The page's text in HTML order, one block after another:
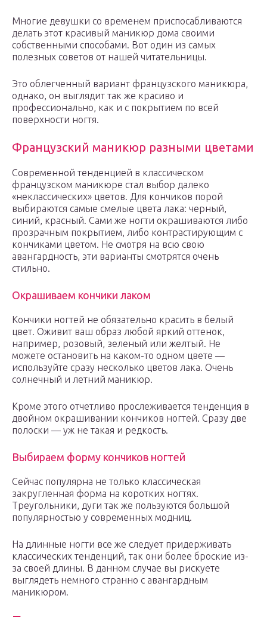
Многие девушки со временем приспосабливаются
делать этот красивый маникюр дома своими
собственными способами. Вот один из самых
полезных советов от нашей читательницы.
Это облегченный вариант французского маникюра,
однако, он выглядит так же красиво и
профессионально, как и с покрытием по всей
поверхности ногтя.
Французский маникюр разными цветами
Современной тенденцией в классическом
французском маникюре стал выбор далеко
«неклассических» цветов. Для кончиков порой
выбираются самые смелые цвета лака: черный,
синий, красный. Сами же ногти окрашиваются либо
прозрачным покрытием, либо контрастирующим с
кончиками цветом. Не смотря на всю свою
авангардность, эти варианты смотрятся очень
стильно.
Окрашиваем кончики лаком
Кончики ногтей не обязательно красить в белый
цвет. Оживит ваш образ любой яркий оттенок,
например, розовый, зеленый или желтый. Не
можете остановить на каком-то одном цвете —
используйте сразу несколько цветов лака. Очень
солнечный и летний маникюр.
Кроме этого отчетливо прослеживается тенденция в
двойном окрашивании кончиков ногтей. Сразу две
полоски — уж не такая и редкость.
Выбираем форму кончиков ногтей
Сейчас популярна не только классическая
закругленная форма на коротких ногтях.
Треугольники, дуги так же пользуются большой
популярностью у современных модниц.
На длинные ногти все же следует придерживать
классических тенденций, так они более броские из-
за своей длины. В данном случае вы рискуете
выглядеть немного странно с авангардным
маникюром.